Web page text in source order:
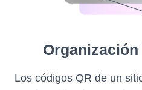
Los códigos QR de un